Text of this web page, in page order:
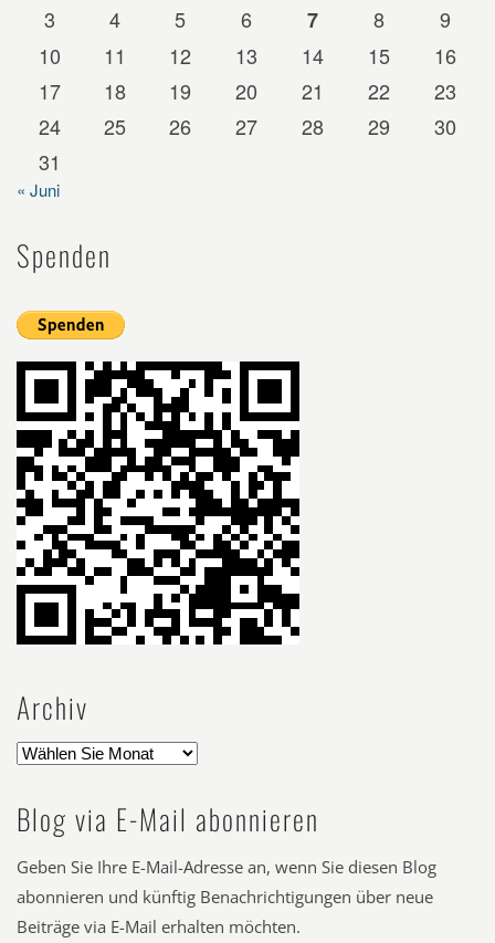
3 4 5 6 7 8
9
10
11 12 13 14 15
16
17
18 19 20 21 22
23
24
25 26 27 28 29
30
31
« Juni
Spenden
Archiv
Blog via E-Mail abonnieren
Geben Sie Ihre E-Mail-Adresse an, wenn Sie diesen Blog
abonnieren und künftig Benachrichtigungen über neue
Beiträge via E-Mail erhalten möchten.